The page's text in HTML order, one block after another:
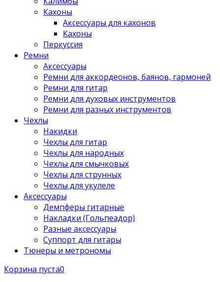
Кахоны
Аксессуары для кахонов
Кахоны
Перкуссия
Ремни
Аксессуары
Ремни для аккордеонов, баянов, гармоней
Ремни для гитар
Ремни для духовых инструментов
Ремни для разных инструментов
Чехлы
Накидки
Чехлы для гитар
Чехлы для народных
Чехлы для смычковых
Чехлы для струнных
Чехлы для укулеле
Аксессуары
Демпферы гитарные
Накладки (Гольпеадор)
Разные аксессуары
Суппорт для гитары
Тюнеры и метрономы
Корзина пуста0